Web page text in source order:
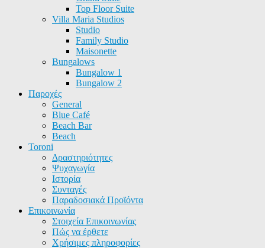
Top Floor Suite
Villa Maria Studios
Studio
Family Studio
Maisonette
Bungalows
Bungalow 1
Bungalow 2
Παροχές
General
Blue Café
Beach Bar
Beach
Toroni
Δραστηριότητες
Ψυχαγωγία
Ιστορία
Συνταγές
Παραδοσιακά Προϊόντα
Επικοινωνία
Στοιχεία Επικοινωνίας
Πώς να έρθετε
Χρήσιμες πληροφορίες